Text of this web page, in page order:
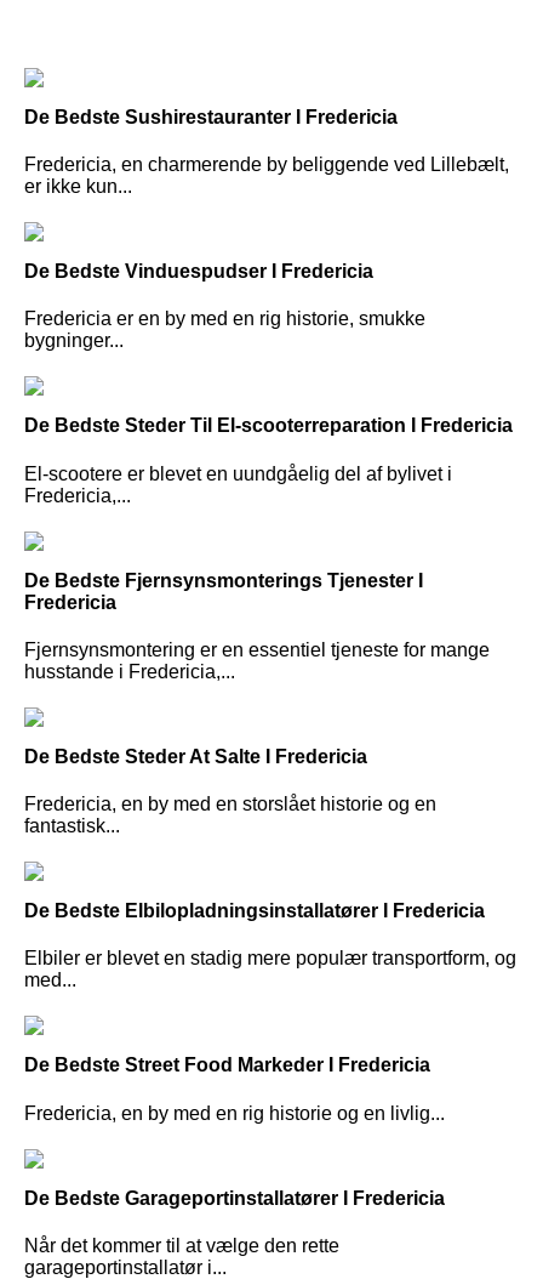
De Bedste Sushirestauranter I Fredericia
Fredericia, en charmerende by beliggende ved Lillebælt,
er ikke kun...
De Bedste Vinduespudser I Fredericia
Fredericia er en by med en rig historie, smukke
bygninger...
De Bedste Steder Til El-scooterreparation I Fredericia
El-scootere er blevet en uundgåelig del af bylivet i
Fredericia,...
De Bedste Fjernsynsmonterings Tjenester I
Fredericia
Fjernsynsmontering er en essentiel tjeneste for mange
husstande i Fredericia,...
De Bedste Steder At Salte I Fredericia
Fredericia, en by med en storslået historie og en
fantastisk...
De Bedste Elbilopladningsinstallatører I Fredericia
Elbiler er blevet en stadig mere populær transportform, og
med...
De Bedste Street Food Markeder I Fredericia
Fredericia, en by med en rig historie og en livlig...
De Bedste Garageportinstallatører I Fredericia
Når det kommer til at vælge den rette
garageportinstallatør i...